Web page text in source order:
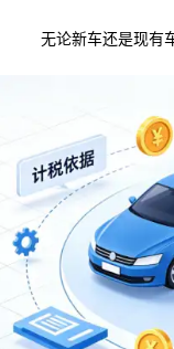
无论新车还是现有